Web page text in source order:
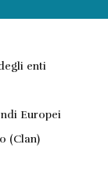
enti
Europei
(Clan)